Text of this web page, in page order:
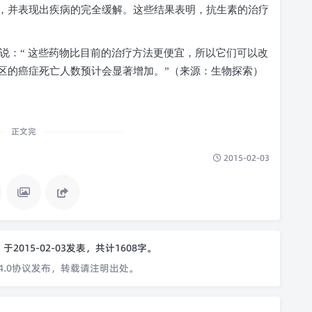
并表现出疾病的完全缓解。这些结果表明，抗生素的治疗
：“ 这些药物比目前的治疗方法更便宜，所以它们可以改
癌症死亡人数预计会显著增加。”（来源：生物探索）
正文完
2015-02-03
于2015-02-03发表，共计1608字。
协议发布，转载请注明出处。